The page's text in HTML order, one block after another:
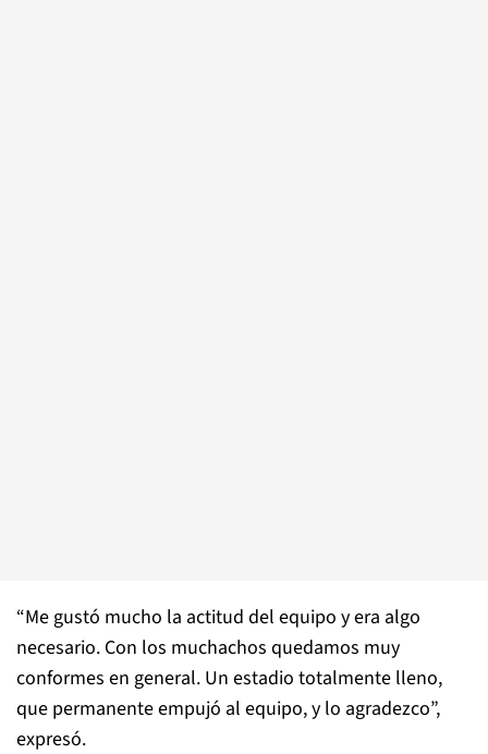
“Me gustó mucho la actitud del equipo y era algo
necesario. Con los muchachos quedamos muy
conformes en general. Un estadio totalmente lleno,
que permanente empujó al equipo, y lo agradezco”,
expresó.